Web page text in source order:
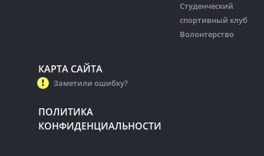
Студенческий
спортивный клуб
Волонтерство
КАРТА САЙТА
Заметили ошибку?
ПОЛИТИКА
КОНФИДЕНЦИАЛЬНОСТИ